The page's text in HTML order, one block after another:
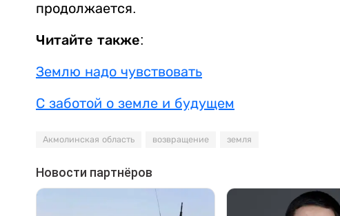
продолжается.
Читайте также:
Землю надо чувствовать
С заботой о земле и будущем
Акмолинская область возвращение земля